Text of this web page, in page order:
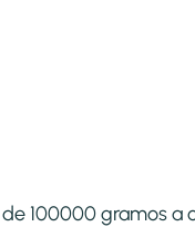
100000 gramos a